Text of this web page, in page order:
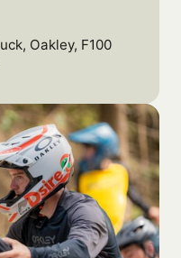
Oakley, F100